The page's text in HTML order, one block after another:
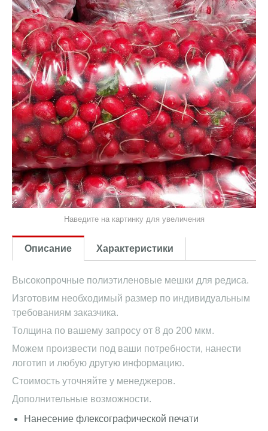
Наведите на картинку для увеличения
Описание Характеристики
Высокопрочные полиэтиленовые мешки для редиса.
Изготовим необходимый размер по индивидуальным
требованиям заказчика.
Толщина по вашему запросу от 8 до 200 мкм.
Можем произвести под ваши потребности, нанести
логотип и любую другую информацию.
Стоимость уточняйте у менеджеров.
Дополнительные возможности.
Нанесение флексографической печати